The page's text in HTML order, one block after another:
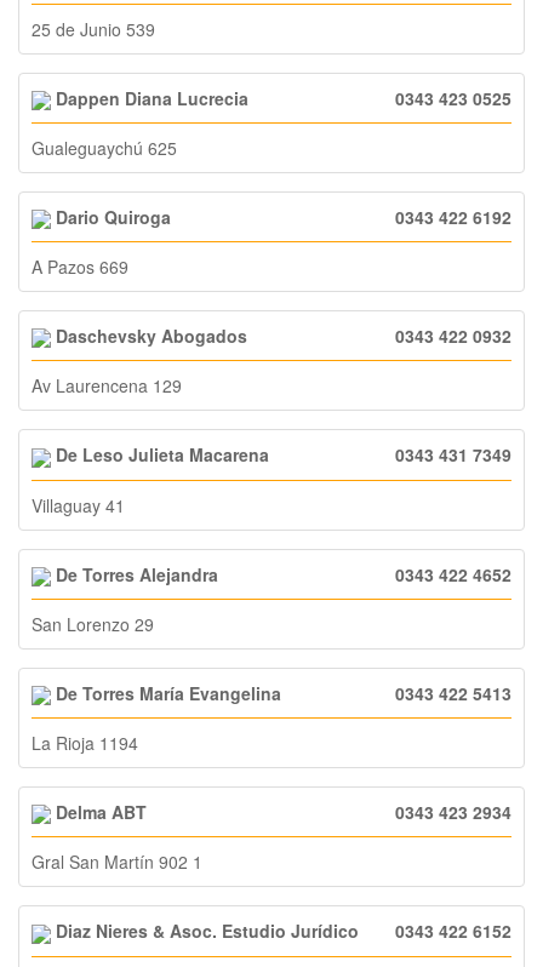
25 de Junio 539
Dappen Diana Lucrecia 0343 423 0525
Gualeguaychú 625
Dario Quiroga 0343 422 6192
A Pazos 669
Daschevsky Abogados 0343 422 0932
Av Laurencena 129
De Leso Julieta Macarena 0343 431 7349
Villaguay 41
De Torres Alejandra 0343 422 4652
San Lorenzo 29
De Torres María Evangelina 0343 422 5413
La Rioja 1194
Delma ABT 0343 423 2934
Gral San Martín 902 1
Diaz Nieres & Asoc. Estudio Jurídico 0343 422 6152